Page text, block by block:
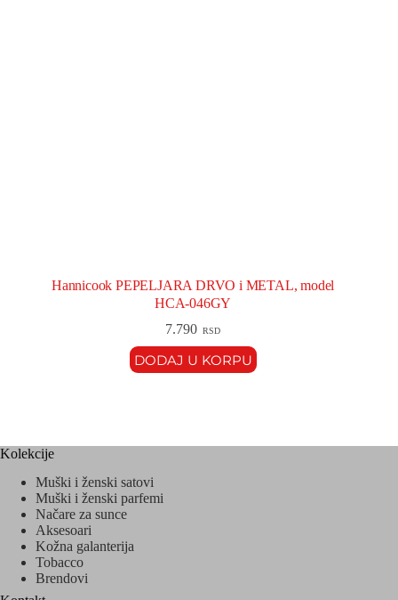
Hannicook PEPELJARA DRVO i METAL, model
HCA-046GY
7.790 RSD
DODAJ U KORPU
Kolekcije
Muški i ženski satovi
Muški i ženski parfemi
Načare za sunce
Aksesoari
Kožna galanterija
Tobacco
Brendovi